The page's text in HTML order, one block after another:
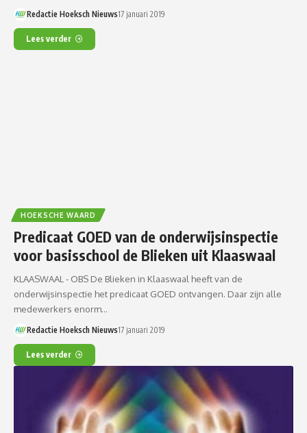
Redactie Hoeksch Nieuws17 januari 2019
Lees verder
HOEKSCHE WAARD
Predicaat GOED van de onderwijsinspectie
voor basisschool de Blieken uit Klaaswaal
KLAASWAAL - OBS De Blieken in Klaaswaal heeft van de
onderwijsinspectie het predicaat GOED ontvangen. Daar zijn alle
medewerkers enorm…
Redactie Hoeksch Nieuws17 januari 2019
Lees verder